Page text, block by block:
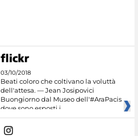
03/10/2018
Beati coloro che coltivano la voluttà
dell'attesa. — Jean Josipovici
Buongiorno dal Museo dell'#AraPacis
dove sono esposti i